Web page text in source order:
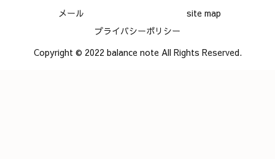
メール
site map
プライバシーポリシー
Copyright © 2022 balance note All Rights Reserved.